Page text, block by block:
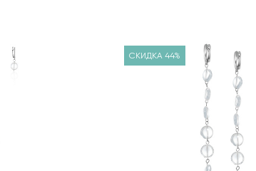
СКИДКА 44%